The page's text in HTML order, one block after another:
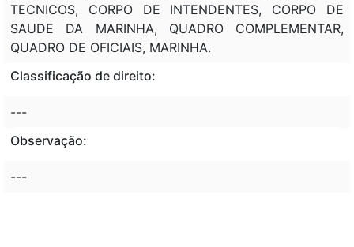
TECNICOS, CORPO DE INTENDENTES, CORPO DE
SAUDE DA MARINHA, QUADRO COMPLEMENTAR,
QUADRO DE OFICIAIS, MARINHA.
Classificação de direito:
---
Observação:
---